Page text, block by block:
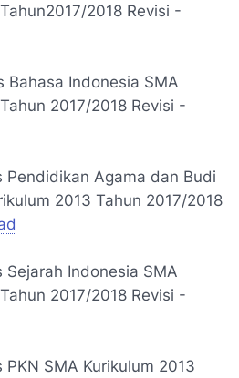
2018 Revisi -
Bahasa Indonesia SMA
2017/2018 Revisi -
Pendidikan Agama dan Budi
2013 Tahun 2017/2018
Sejarah Indonesia SMA
2017/2018 Revisi -
PKN SMA Kurikulum 2013